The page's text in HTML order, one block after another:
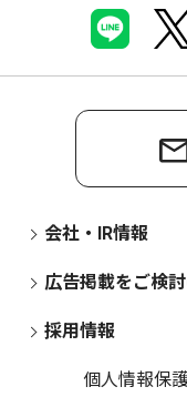
会社・IR情報
広告掲載をご検
採用情報
個人情報保